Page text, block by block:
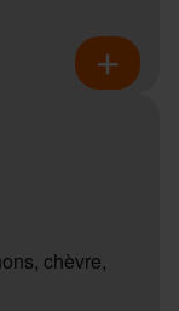
chèvre,